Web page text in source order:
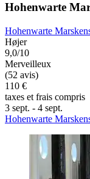
Hohenwarte
Hohenwarte
Højer
9,0/10
Merveilleux
(52 avis)
110 €
taxes et frais compris
3 sept. - 4 sept.
Hohenwarte